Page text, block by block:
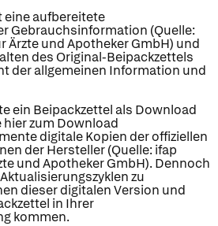
eine aufbereitete
Gebrauchsinformation (Quelle:
Ärzte und Apotheker GmbH) und
des Original-Beipackzettels
der allgemeinen Information und
ein Beipackzettel als Download
zum Download
digitale Kopien der offiziellen
der Hersteller (Quelle: ifap
und Apotheker GmbH). Dennoch
zu
dieser digitalen Version und
in Ihrer
kommen.